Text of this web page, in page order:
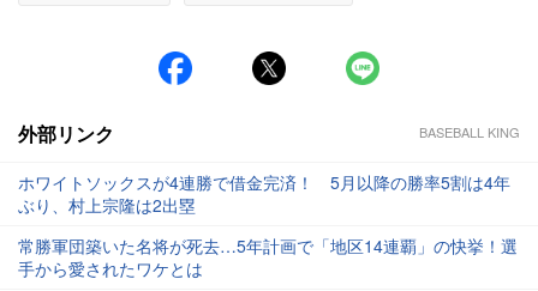
外部リンク BASEBALL KING
ホワイトソックスが4連勝で借金完済！ 5月以降の勝率5割は4年
ぶり、村上宗隆は2出塁
常勝軍団築いた名将が死去…5年計画で「地区14連覇」の快挙！選
手から愛されたワケとは